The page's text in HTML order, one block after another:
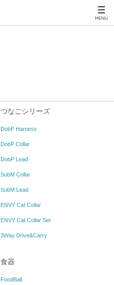
つなごシリーズ
DobP Harness
DobP Collar
DobP Lead
SubM Collar
SubM Lead
ENVY Cat Collar
ENVY Cat Collar Set
3Way Drive&Carry
食器
FoodBall